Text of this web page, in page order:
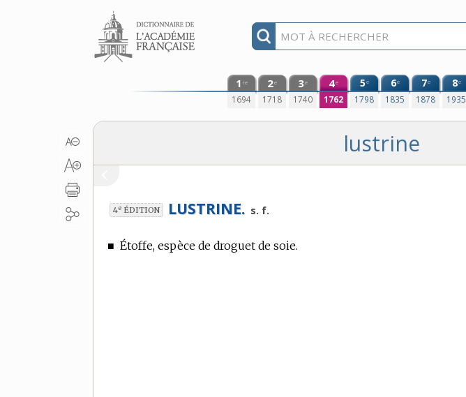
Aller au contenu
1 re
1694
2e
1718
3e
1740
4e
1762
5e
1798
6e
1835
7e
1878
8e
1935
lustrine
4e ÉDITION LUSTRINE. s. f.
■ Étoffe, espèce de droguet de soie.